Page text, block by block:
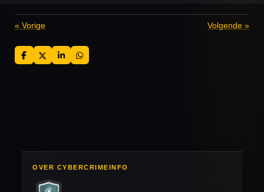
« Vorige Volgende »
D
e
D
e
S
h
D
e
OVER CYBERCRIMEINFO